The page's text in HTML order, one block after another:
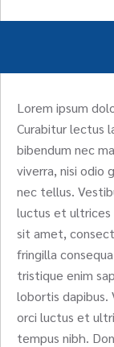
Lorem ipsum
Curabitur lectus
bibendum nec
viverra, nisi odio
nec tellus.
luctus et ultrices
sit amet,
fringilla
tristique enim
lobortis dapibus.
orci luctus et
tempus nibh.